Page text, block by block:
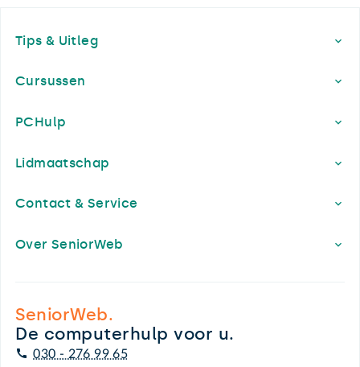
Tips & Uitleg
Cursussen
PCHulp
Lidmaatschap
Contact & Service
Over SeniorWeb
SeniorWeb.
De computerhulp voor u.
030 - 276 99 65